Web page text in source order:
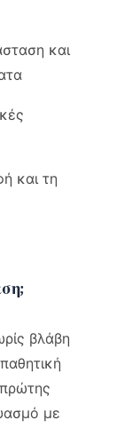
και
και τη
βλάβη
με